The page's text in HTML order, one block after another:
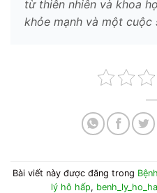
từ thiên nhiên và khoa
khỏe mạnh và một cuộc
Bài viết này được đăng trong
lý hô hấp,